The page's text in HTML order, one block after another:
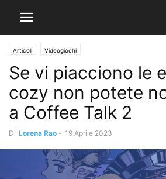
Articoli Videogiochi
Se vi piacciono le
cozy non potete
a Coffee Talk 2
Di Lorena Rao - 19 Aprile 2023